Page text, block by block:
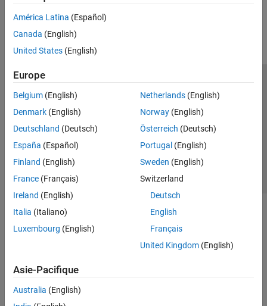
América Latina (Español)
Canada (English)
United States (English)
Europe
Belgium (English)
Denmark (English)
Deutschland (Deutsch)
España (Español)
Finland (English)
France (Français)
Ireland (English)
Italia (Italiano)
Luxembourg (English)
Netherlands(English)
Norway(English)
Österreich (Deutsch)
Portugal (English)
Sweden (English)
Switzerland
Deutsch
English
Français
United Kingdom(English)
Asie-Pacifique
Australia (English)
Lutte anti-piratage
Contacts locaux
© 1994-2026 The MathWorks, Inc.